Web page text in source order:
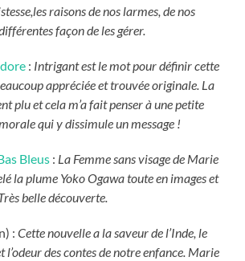
raisons de nos larmes, de nos
façon de les gérer.
: Intrigant est le mot pour définir cette
appréciée et trouvée originale. La
plu et cela m’a fait penser à une petite
qui y dissimule un message !
Bleus : La Femme sans visage de Marie
la plume Yoko Ogawa toute en images et
belle découverte.
:Cette nouvelle a la saveur de l’Inde, le
l’odeur des contes de notre enfance. Marie